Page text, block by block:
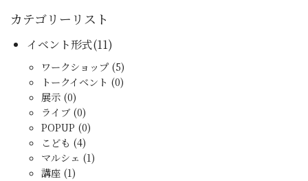
カテゴリーリスト
イベント形式(11)
ワークショップ (5)
トークイベント (0)
展示 (0)
ライブ (0)
POPUP (0)
こども (4)
マルシェ (1)
講座 (1)